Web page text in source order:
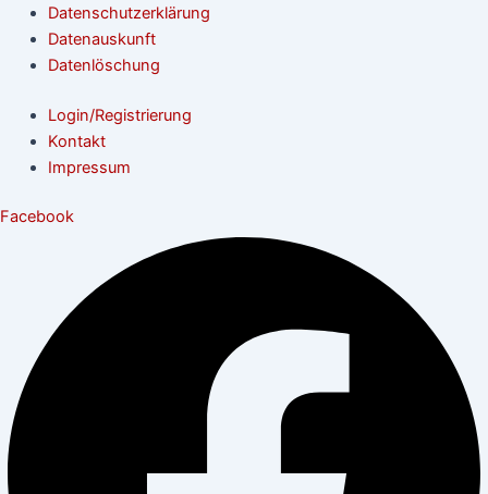
Datenschutzerklärung
Datenauskunft
Datenlöschung
Login/Registrierung
Kontakt
Impressum
Facebook